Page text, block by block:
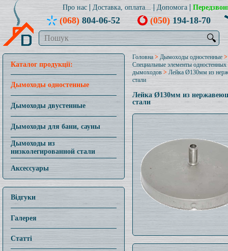
Про нас Доставка, оплата... Допомога
(068)804-06-52 (050)194-18-70
🔍
Каталог продукції:
Дымоходы одностенные
Дымоходы двустенные
Дымоходы для бани, сауны
Дымоходы из
низколегированной стали
Аксессуары
Відгуки
Галерея
Статті
Головна > Дымоходы одностенные >
Специальные элементы одностенных
дымоходов > Лейка Ø130мм из
стали
Лейка Ø130мм из
стали